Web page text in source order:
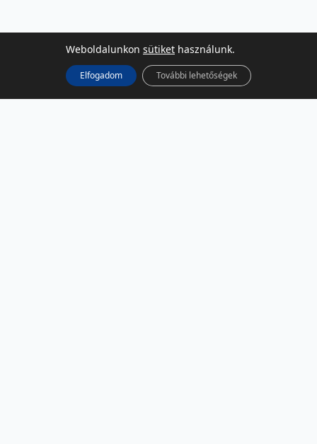
Weboldalunkon sütiket használunk.
Elfogadom További lehetőségek